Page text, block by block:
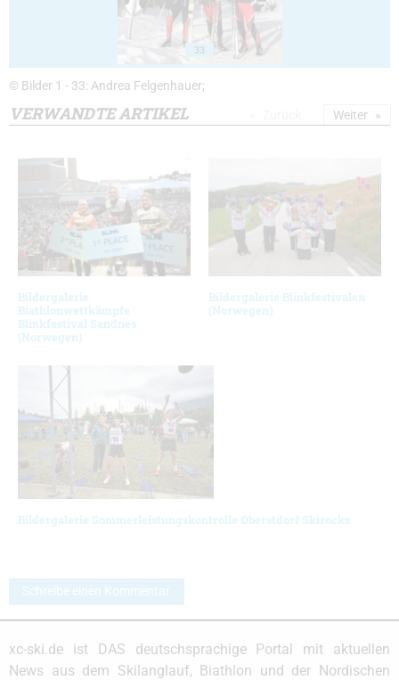
33
© Bilder 1 - 33: Andrea Felgenhauer;
VERWANDTE ARTIKEL
Bildergalerie
Biathlonwettkämpfe
Blinkfestival Sandnes
(Norwegen)
Bildergalerie Blinkfestivalen
(Norwegen)
Bildergalerie Sommerleistungskontrolle Oberstdorf Skirocks
Weiter
Schreibe einen Kommentar
xc-ski.de ist DAS deutschsprachige Portal mit aktuellen
News aus dem Skilanglauf, Biathlon und der Nordischen